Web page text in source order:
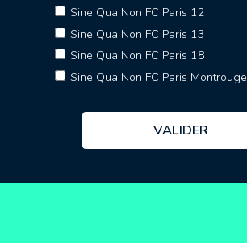
Sine Qua Non FC Paris 12
Sine Qua Non FC Paris 13
Sine Qua Non FC Paris 18
Sine Qua Non FC Paris Montrouge